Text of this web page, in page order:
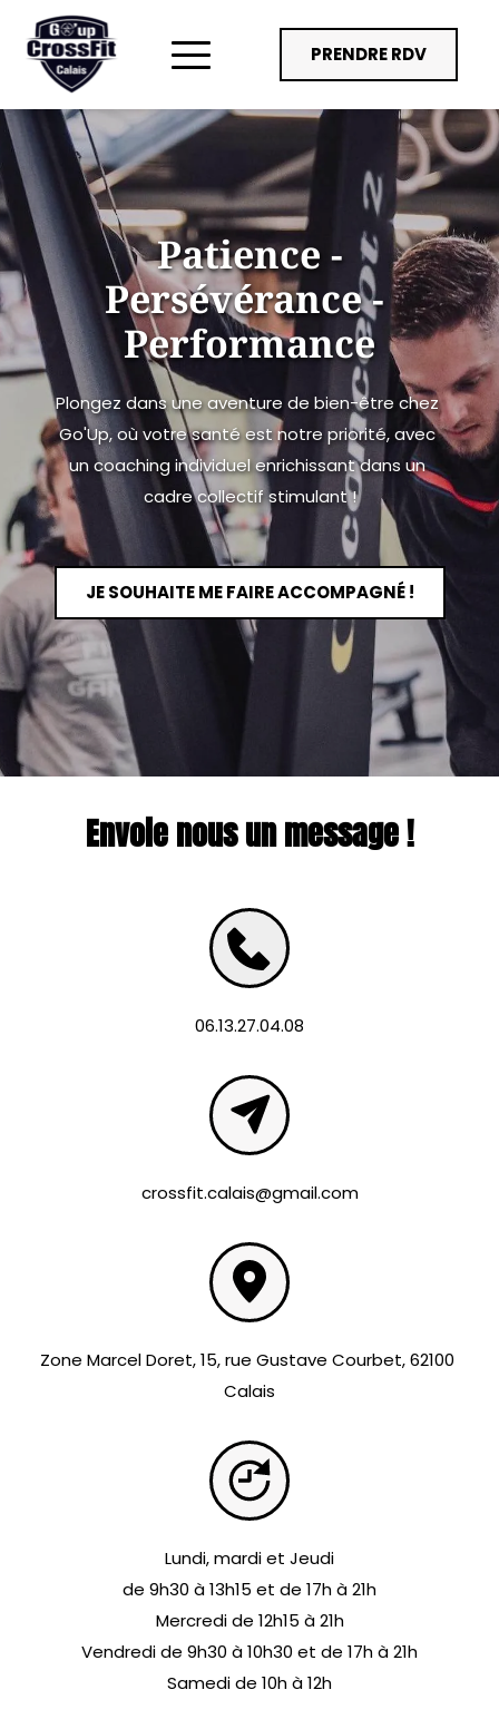
PRENDRE RDV
Patience -
Persévérance -
Performance
Plongez dans une aventure de bien-être chez
Go'Up, où votre santé est notre priorité, avec
un coaching individuel enrichissant dans un
cadre collectif stimulant !
JE SOUHAITE ME FAIRE ACCOMPAGNÉ !
Envoie nous un message !
06.13.27.04.08
crossfit.calais@gmail.com
Zone Marcel Doret, 15, rue Gustave Courbet, 62100
Calais
Lundi, mardi et Jeudi
de 9h30 à 13h15 et de 17h à 21h
Mercredi de 12h15 à 21h
Vendredi de 9h30 à 10h30 et de 17h à 21h
Samedi de 10h à 12h